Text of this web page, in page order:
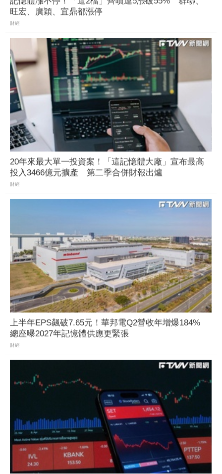
旺宏、廣穎、宜鼎都漲停
財經
20年來最大單一投資案！「這記憶體大廠」宣布最高
投入3466億元擴產 第二季合併財報出爐
財經
上半年EPS飆破7.65元！華邦電Q2營收年增爆184%
總座曝2027年記憶體供應更緊張
財經